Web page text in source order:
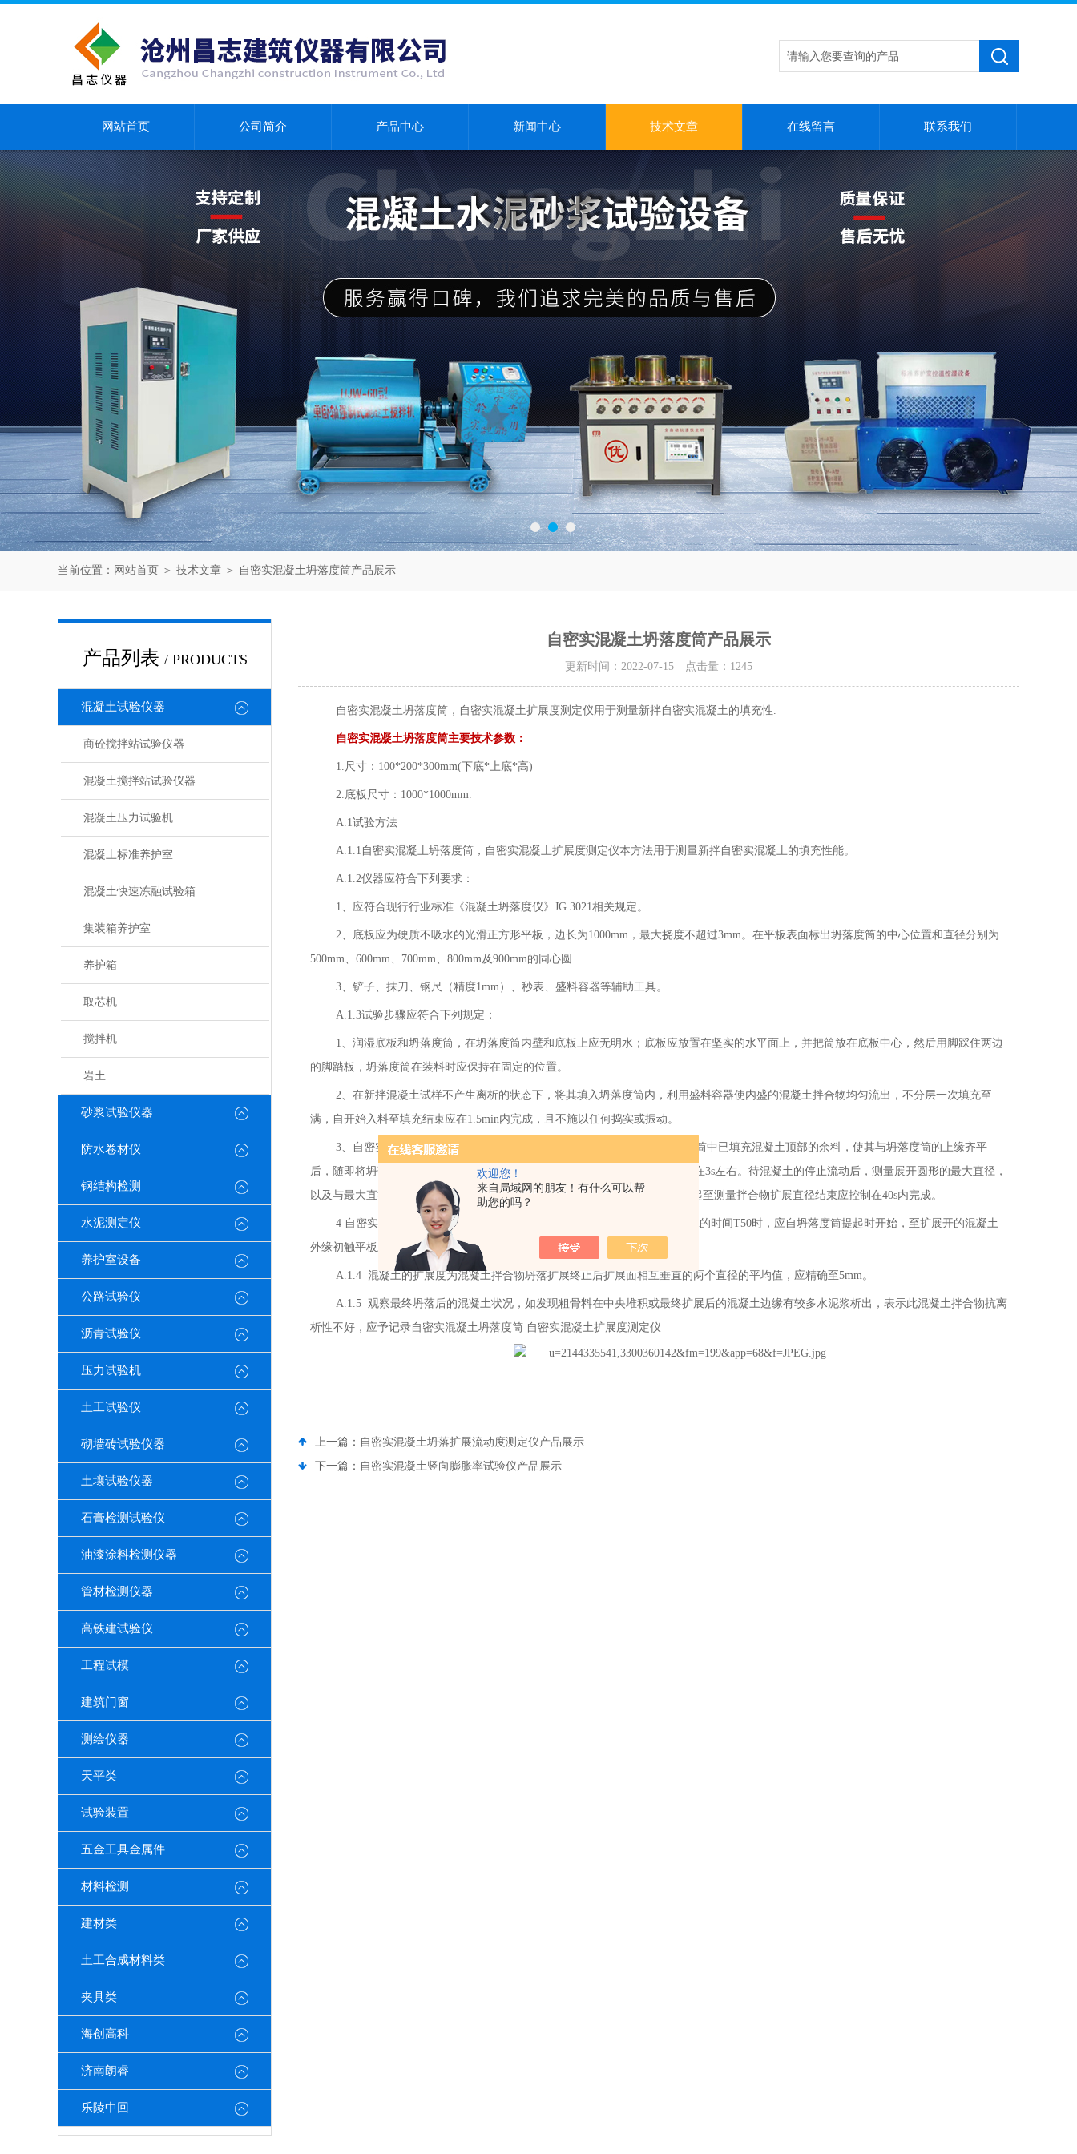
欢迎您！
来自局域网的朋友！有什么可以帮
助您的吗？
网站首页 公司简介 产品中心 新闻中心 技术文章 在线留言 联系我们
当前位置： 网站首页 ＞ 技术文章 ＞ 自密实混凝土坍落度筒产品展示
产品列表 / PRODUCTS
混凝土试验仪器
商砼搅拌站试验仪器
混凝土搅拌站试验仪器
混凝土压力试验机
混凝土标准养护室
混凝土快速冻融试验箱
集装箱养护室
养护箱
取芯机
搅拌机
岩土
砂浆试验仪器
防水卷材仪
钢结构检测
水泥测定仪
养护室设备
公路试验仪
沥青试验仪
压力试验机
土工试验仪
砌墙砖试验仪器
土壤试验仪器
石膏检测试验仪
油漆涂料检测仪器
管材检测仪器
高铁建试验仪
工程试模
建筑门窗
测绘仪器
天平类
试验装置
五金工具金属件
材料检测
建材类
土工合成材料类
夹具类
海创高科
济南朗睿
乐陵中回
自密实混凝土坍落度筒产品展示
更新时间：2022-07-15 点击量： 1245
自密实混凝土坍落度筒，自密实混凝土扩展度测定仪用于测量新拌自密实混凝土的填充性.
自密实混凝土坍落度筒主要技术参数：
1.尺寸：100*200*300mm(下底*上底*高)
2.底板尺寸：1000*1000mm.
A.1试验方法
A.1.1自密实混凝土坍落度筒，自密实混凝土扩展度测定仪本方法用于测量新拌自密实混凝土的填充性能。
A.1.2仪器应符合下列要求：
1、应符合现行行业标准《混凝土坍落度仪》JG 3021相关规定。
2、底板应为硬质不吸水的光滑正方形平板，边长为1000mm，最大挠度不超过3mm。在平板表面标出坍落度筒的中心位置和直径分别为
500mm、600mm、700mm、800mm及900mm的同心圆
3、铲子、抹刀、钢尺（精度1mm）、秒表、盛料容器等辅助工具。
A.1.3试验步骤应符合下列规定：
1、润湿底板和坍落度筒，在坍落度筒内壁和底板上应无明水；底板应放置在坚实的水平面上，并把筒放在底板中心，然后用脚踩住两边
的脚踏板，坍落度筒在装料时应保持在固定的位置。
2、在新拌混凝土试样不产生离析的状态下，将其填入坍落度筒内，利用盛料容器使内盛的混凝土拌合物均匀流出，不分层一次填充至
满，自开始入料至填充结束应在1.5min内完成，且不施以任何捣实或振动。
3、自密实混凝土坍落度筒 自密实混凝土扩展度测定仪 用刮刀刮除坍落度筒中已填充混凝土顶部的余料，使其与坍落度筒的上缘齐平
后，随即将坍落度筒沿铅直方向匀速地向上提起30cm的高度，提起时间宜控制在3s左右。待混凝土的停止流动后，测量展开圆形的最大直径，
以及与最大直径呈垂直方向的直径，测定直径时量测一次即可。自坍落度筒提起至测量拌合物扩展直径结束应控制在40s内完成。
4 自密实混凝土坍落度筒 自密实混凝土扩展度测定仪 测定扩展度达500mm的时间T50时，应自坍落度筒提起时开始，至扩展开的混凝土
外缘初触平板上所绘直径500mm的圆周为止，以秒表测定时间，精确至0.1s。
A.1.4 混凝土的扩展度为混凝土拌合物坍落扩展终止后扩展面相互垂直的两个直径的平均值，应精确至5mm。
A.1.5 观察最终坍落后的混凝土状况，如发现粗骨料在中央堆积或最终扩展后的混凝土边缘有较多水泥浆析出，表示此混凝土拌合物抗离
析性不好，应予记录自密实混凝土坍落度筒 自密实混凝土扩展度测定仪
上一篇： 自密实混凝土坍落扩展流动度测定仪产品展示
下一篇： 自密实混凝土竖向膨胀率试验仪产品展示